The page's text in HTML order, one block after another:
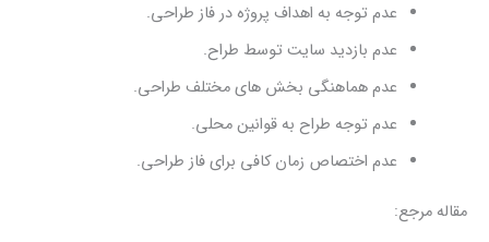
عدم توجه به اهداف پروژه در فاز طراحی.
عدم بازدید سایت توسط طراح.
عدم هماهنگی بخش های مختلف طراحی.
عدم توجه طراح به قوانین محلی.
عدم اختصاص زمان کافی برای فاز طراحی.
مقاله مرجع: